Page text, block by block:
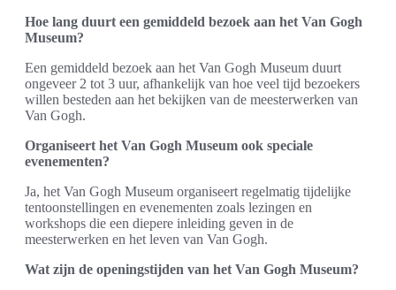
Hoe lang duurt een gemiddeld bezoek aan het Van Gogh
Museum?
Een gemiddeld bezoek aan het Van Gogh Museum duurt
ongeveer 2 tot 3 uur, afhankelijk van hoe veel tijd bezoekers
willen besteden aan het bekijken van de meesterwerken van
Van Gogh.
Organiseert het Van Gogh Museum ook speciale
evenementen?
Ja, het Van Gogh Museum organiseert regelmatig tijdelijke
tentoonstellingen en evenementen zoals lezingen en
workshops die een diepere inleiding geven in de
meesterwerken en het leven van Van Gogh.
Wat zijn de openingstijden van het Van Gogh Museum?